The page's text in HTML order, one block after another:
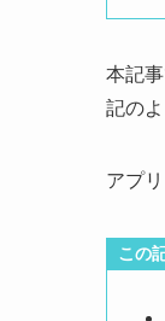
本記事
記の
アプ
この